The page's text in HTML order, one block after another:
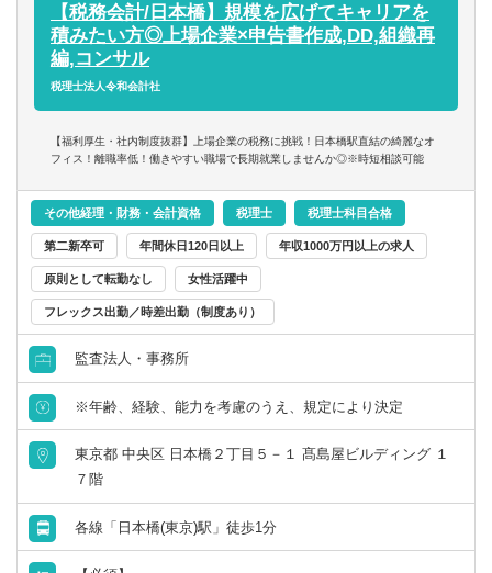
【税務会計/日本橋】規模を広げてキャリアを
積みたい方◎上場企業×申告書作成,DD,組織再
編,コンサル
税理士法人令和会計社
【福利厚生・社内制度抜群】上場企業の税務に挑戦！日本橋駅直結の綺麗なオ
フィス！離職率低！働きやすい職場で長期就業しませんか◎※時短相談可能
その他経理・財務・会計資格 税理士 税理士科目合格
第二新卒可 年間休日120日以上 年収1000万円以上の求人
原則として転勤なし 女性活躍中
フレックス出勤／時差出勤（制度あり）
監査法人・事務所
※年齢、経験、能力を考慮のうえ、規定により決定
東京都 中央区 日本橋２丁目５－１ 髙島屋ビルディング １
７階
各線「日本橋(東京)駅」徒歩1分